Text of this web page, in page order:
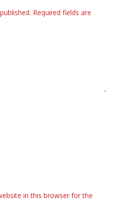
Required fields are
in this browser for the